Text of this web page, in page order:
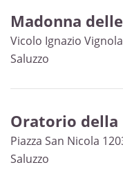
Madonna
Vicolo Ignazio
Saluzzo
Oratorio della
Piazza San Nicola
Saluzzo